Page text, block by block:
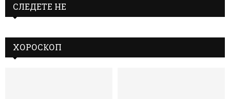
СЛЕДЕТЕ НЕ
ХОРОСКОП